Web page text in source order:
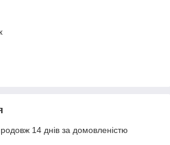
14 днів за домовленістю